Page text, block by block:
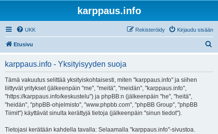
karppaus.info
UKK Kirjaudu sisään
Rekisteröidy
Etusivu
karppaus.info - Yksityisyyden suoja
Tämä vakuutus selittää yksityiskohtaisesti, miten "karppaus.info" ja siihen
liittyvät yritykset (jälkeenpäin "me", "meitä", "meidän", "karppaus.info",
"https://karppaus.info/keskustelu") ja phpBB:n (jälkeenpäin "he", "heitä",
"heidän", "phpBB-ohjelmisto", "www.phpbb.com", "phpBB Group", "phpBB
Tiimit") käyttävät sinulta kerättyjä tietoja (jälkeenpäin "sinun tiedot").
Tietojasi kerätään kahdella tavalla: Selaamalla "karppaus.info"-sivustoa.